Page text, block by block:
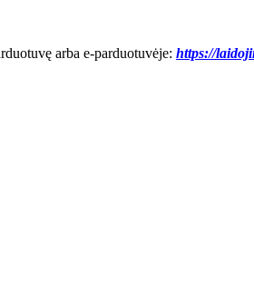
arba e-parduotuvėje: https://